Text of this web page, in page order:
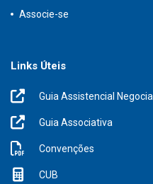
Associe-se
Links Úteis
Guia Assistencial Negocial
Guia Associativa
Convenções
CUB